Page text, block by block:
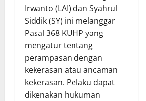
Irwanto (LAI) dan Syahrul
Siddik (SY) ini melanggar
Pasal 368 KUHP yang
mengatur tentang
perampasan dengan
kekerasan atau ancaman
kekerasan. Pelaku dapat
dikenakan hukuman